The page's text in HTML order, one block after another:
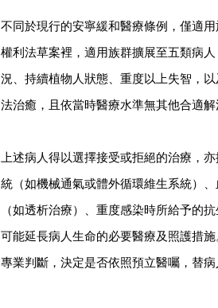
不同於現行的安寧緩和醫療條例，僅適
權利法草案裡，適用族群擴展至五類病
況、持續植物人狀態、重度以上失智，
法治癒，且依當時醫療水準無其他合適解
上述病人得以選擇接受或拒絕的治療，
統（如機械通氣或體外循環維生系統）
（如透析治療）、重度感染時所給予的
可能延長病人生命的必要醫療及照護措
專業判斷，決定是否依照預立醫囑，替病